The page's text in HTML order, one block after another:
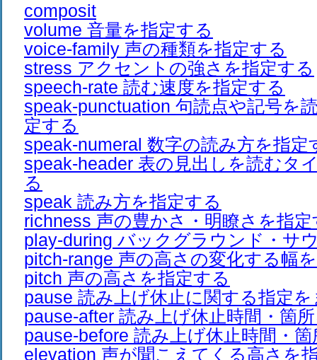
composit
volume 音量を指定する
voice-family 声の種類を指定する
stress アクセントの強さを指定する
speech-rate 読む速度を指定する
speak-punctuation 句読点や記号を
定する
speak-numeral 数字の読み方を指定
speak-header 表の見出しを読むタ
る
speak 読み方を指定する
richness 声の豊かさ・明瞭さを指定
play-during バックグラウンド・サ
pitch-range 声の高さの変化する幅
pitch 声の高さを指定する
pause 読み上げ休止に関する指定
pause-after 読み上げ休止時間・箇
pause-before 読み上げ休止時間・
elevation 声が聞こえてくる高さを